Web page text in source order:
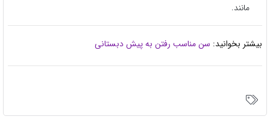
مانند.
بیشتر بخوانید: سن مناسب رفتن به پیش دبستانی